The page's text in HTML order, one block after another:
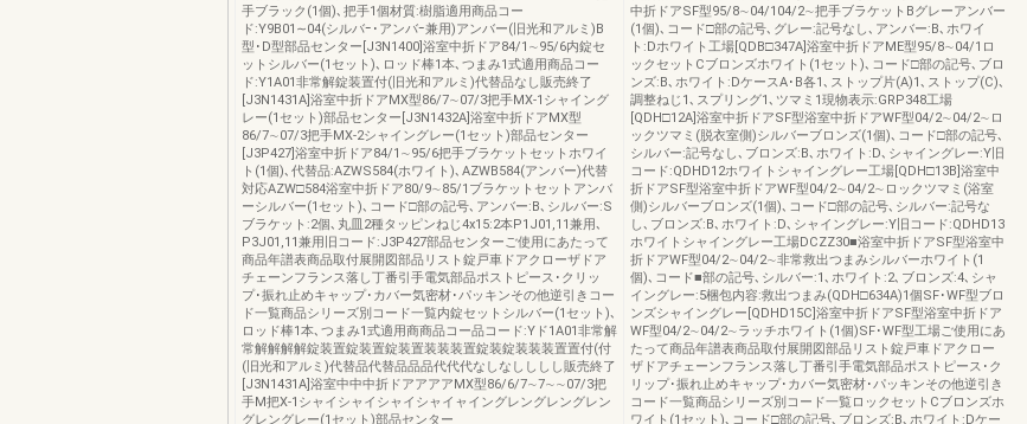
手ブラック(1個)､把手1個材質:樹脂適用商品コー
ド:Y9B01∼04(シルバｰ･アンバｰ兼用)アンバー(旧光和アルミ)B
型･D型部品センター[J3N1400]浴室中折ドア84/1∼95/6内錠セ
ットシルバー(1セット)､ロッド棒1本､つまみ1式適用商品コー
ド:Y1A01非常解錠装置付(旧光和アルミ)代替品なし販売終了
[J3N1431A]浴室中折ドアMX型86/7∼07/3把手MX-1シャイング
レー(1セット)部品センター[J3N1432A]浴室中折ドアMX型
86/7∼07/3把手MX-2シャイングレー(1セット)部品センター
[J3P427]浴室中折ドア84/1∼95/6把手ブラケットセットホワイ
ト(1個)､代替品:AZWS584(ホワイト)､AZWB584(アンバー)代替
対応AZW□584浴室中折ドア80/9∼85/1ブラケットセットアンバ
ーシルバー(1セット)､コード□部の記号､アンバー:B､シルバー:S
ブラケット:2個､丸皿2種タッピンねじ4x15:2本P1J01,11兼用､
P3J01,11兼用旧コード:J3P427部品センターご使用にあたって
商品年譜表商品取付展開図部品リスト錠戸車ドアクローザドア
チェーンフランス落し丁番引手電気部品ポストピース･クリッ
プ･振れ止めキャップ･カバー気密材･パッキンその他逆引きコー
ド一覧商品シリーズ別コード一覧内錠セットシルバー(1セット)､
ロッド棒1本､つまみ1式適用商商品コー品コード:Yド1A01非常解
常解解解解錠装置錠装置錠装置装装装置錠装錠装装装置置付(付
(旧光和アルミ)代替品代替品品品代代代なしなしししし販売終了
[J3N1431A]浴室中中中折ドアアアアMX型86/6/7∼7∼∼07/3把
手M把X-1シャイシャイシャイシャイャイングレングレングレン
グレングレー(1セット)部品センター
中折ドアSF型95/8∼04/104/2∼把手ブラケットBグレーアンバー
(1個)､コード□部の記号､グレー:記号なし､アンバー:B､ホワイ
ト:Dホワイト工場[QDB□347A]浴室中折ドアME型95/8∼04/1ロ
ックセットCブロンズホワイト(1セット)､コード□部の記号､ブロ
ンズ:B､ホワイト:DケースA･B各1､ストップ片(A)1､ストップ(C)､
調整ねじ1､スプリング1､ツマミ1現物表示:GRP348工場
[QDH□12A]浴室中折ドアSF型浴室中折ドアWF型04/2∼04/2∼ロ
ックツマミ(脱衣室側)シルバーブロンズ(1個)､コード□部の記号､
シルバー:記号なし､ブロンズ:B､ホワイト:D､シャイングレー:Y旧
コード:QDHD12ホワイトシャイングレー工場[QDH□13B]浴室中
折ドアSF型浴室中折ドアWF型04/2∼04/2∼ロックツマミ(浴室
側)シルバーブロンズ(1個)､コード□部の記号､シルバー:記号な
し､ブロンズ:B､ホワイト:D､シャイングレー:Y旧コード:QDHD13
ホワイトシャイングレー工場DCZZ30■浴室中折ドアSF型浴室中
折ドアWF型04/2∼04/2∼非常救出つまみシルバーホワイト(1
個)､コード■部の記号､シルバー:1､ホワイト:2､ブロンズ:4､シャ
イングレー:5梱包内容:救出つまみ(QDH□634A)1個SF･WF型ブロ
ンズシャイングレー[QDHD15C]浴室中折ドアSF型浴室中折ドア
WF型04/2∼04/2∼ラッチホワイト(1個)SF･WF型工場ご使用にあ
たって商品年譜表商品取付展開図部品リスト錠戸車ドアクロー
ザドアチェーンフランス落し丁番引手電気部品ポストピース･ク
リップ･振れ止めキャップ･カバー気密材･パッキンその他逆引き
コード一覧商品シリーズ別コード一覧ロックセットCブロンズホ
ワイト(1セット)､コード□部の記号､ブロンズ:B､ホワイト:Dケー